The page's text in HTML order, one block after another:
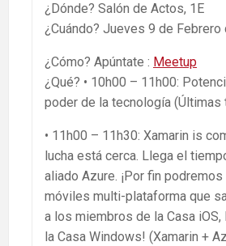
¿Dónde? Salón de Actos, 1E
¿Cuándo? Jueves 9 de Febrero
¿Cómo? Apúntate : Meetup
¿Qué? • 10h00 – 11h00:
poder de la tecnología (Últimas
• 11h00 – 11h30: Xamarin is
lucha está cerca. Llega el
aliado Azure. ¡Por fin
móviles multi-plataforma que
a los miembros de la Casa iOS,
la Casa Windows! (Xamarin +